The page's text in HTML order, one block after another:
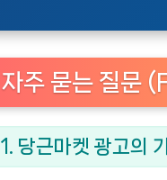
자주 묻는 질문
1. 당근마켓 광고의